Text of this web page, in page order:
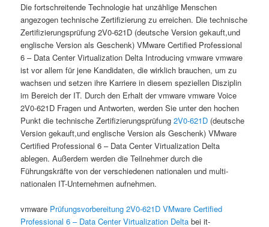
Die fortschreitende Technologie hat unzählige Menschen
angezogen technische Zertifizierung zu erreichen. Die technische
Zertifizierungsprüfung 2V0-621D (deutsche Version gekauft,und
englische Version als Geschenk) VMware Certified Professional
6 – Data Center Virtualization Delta Introducing vmware vmware
ist vor allem für jene Kandidaten, die wirklich brauchen, um zu
wachsen und setzen ihre Karriere in diesem speziellen Disziplin
im Bereich der IT. Durch den Erhalt der vmware vmware Voice
2V0-621D Fragen und Antworten, werden Sie unter den hochen
Punkt die technische Zertifizierungsprüfung2V0-621D (deutsche
Version gekauft,und englische Version als Geschenk) VMware
Certified Professional 6 – Data Center Virtualization Delta
ablegen. Außerdem werden die Teilnehmer durch die
Führungskräfte von der verschiedenen nationalen und multi-
nationalen IT-Unternehmen aufnehmen.
vmware Prüfungsvorbereitung 2V0-621D VMware Certified
Professional 6 – Data Center Virtualization Delta bei it-